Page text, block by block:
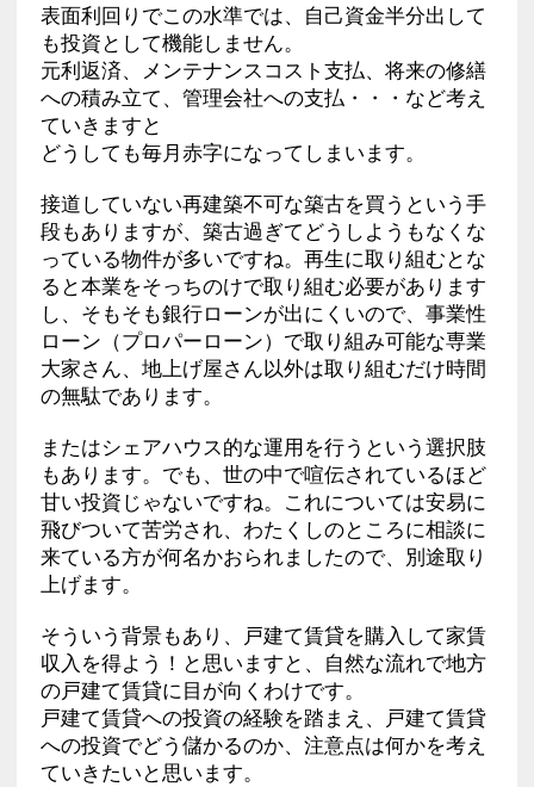
表面利回りでこの水準では、自己資金半分出して
も投資として機能しません。
元利返済、メンテナンスコスト支払、将来の修繕
への積み立て、管理会社への支払・・・など考え
ていきますと
どうしても毎月赤字になってしまいます。
接道していない再建築不可な築古を買うという手
段もありますが、築古過ぎてどうしようもなくな
っている物件が多いですね。再生に取り組むとな
ると本業をそっちのけで取り組む必要があります
し、そもそも銀行ローンが出にくいので、事業性
ローン（プロパーローン）で取り組み可能な専業
大家さん、地上げ屋さん以外は取り組むだけ時間
の無駄であります。
またはシェアハウス的な運用を行うという選択肢
もあります。でも、世の中で喧伝されているほど
甘い投資じゃないですね。これについては安易に
飛びついて苦労され、わたくしのところに相談に
来ている方が何名かおられましたので、別途取り
上げます。
そういう背景もあり、戸建て賃貸を購入して家賃
収入を得よう！と思いますと、自然な流れで地方
の戸建て賃貸に目が向くわけです。
戸建て賃貸への投資の経験を踏まえ、戸建て賃貸
への投資でどう儲かるのか、注意点は何かを考え
ていきたいと思います。